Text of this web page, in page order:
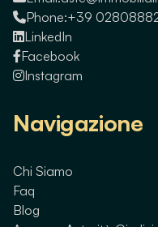
Phone:+39
LinkedIn
Facebook
Instagram
Navigazione
Chi Siamo
Faq
Blog